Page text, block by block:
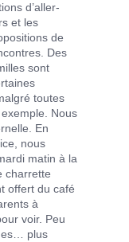
d’aller-
et les
de
Des
sont
toutes
Nous
En
nous
matin à la
charrette
offert du café
à
voir. Peu
plus